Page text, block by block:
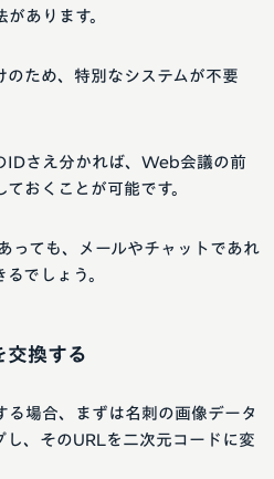
あります。
のため、特別なシステムが不要
IDさえ分かれば、Web会議の前
おくことが可能です。
っても、メールやチャットであれ
でしょう。
交換する
る場合、まずは名刺の画像データ
し、そのURLを二次元コードに変